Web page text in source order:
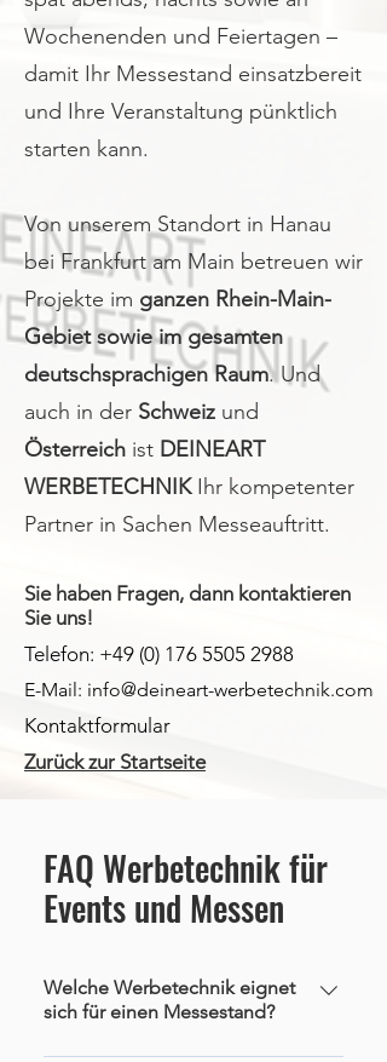
Wochenenden und Feiertagen –
damit Ihr Messestand einsatzbereit
und Ihre Veranstaltung pünktlich
starten kann.
Von unserem Standort in Hanau
bei Frankfurt am Main betreuen wir
Projekte im ganzen Rhein-Main-
Gebiet sowie im gesamten
deutschsprachigen Raum. Und
auch in der Schweiz und
Österreich ist DEINEART
WERBETECHNIKIhr kompetenter
Partner in Sachen Messeauftritt.
Sie haben Fragen, dann kontaktieren
Sie uns!
Telefon: +49 (0) 176 5505 2988
E-Mail: info@deineart-werbetechnik.com
Kontaktformular
Zurück zur Startseite
FAQ Werbetechnik für
Events und Messen
Welche Werbetechnik eignet
sich für einen Messestand?